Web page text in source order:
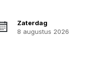
Zaterdag
8 augustus 2026